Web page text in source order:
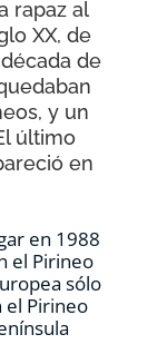
rapaz al
XX, de
de
y un
último
en
en 1988
el Pirineo
sólo
el Pirineo